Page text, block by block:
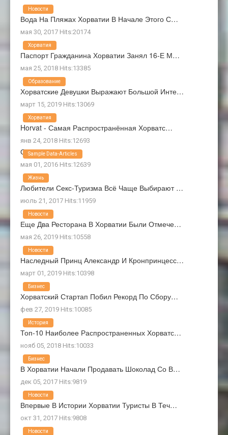
Вода На Пляжах Хорватии В Начале Этого С…
мая 30, 2017 Hits:20174
Новости
Паспорт Гражданина Хорватии Занял 16-Е М…
мая 25, 2018 Hits:13385
Хорватия
Хорватские Девушки Выражают Большой Инте…
март 15, 2019 Hits:13069
Образование
Horvat - Самая Распространённая Хорватс…
янв 24, 2018 Hits:12693
Хорватия
О Нас
мая 01, 2016 Hits:12639
Sample Data-Articles
Любители Секс-Туризма Всё Чаще Выбирают …
июль 21, 2017 Hits:11959
Жизнь
Еще Два Ресторана В Хорватии Были Отмече…
мая 26, 2019 Hits:10558
Новости
Наследный Принц Александр И Кронпринцесс…
март 01, 2019 Hits:10398
Новости
Хорватский Стартап Побил Рекорд По Сбору…
фев 27, 2019 Hits:10085
Бизнес
Топ-10 Наиболее Распространенных Хорватс…
нояб 05, 2018 Hits:10033
История
В Хорватии Начали Продавать Шоколад Со В…
дек 05, 2017 Hits:9819
Бизнес
Впервые В Истории Хорватии Туристы В Теч…
окт 31, 2017 Hits:9808
Новости
Новости